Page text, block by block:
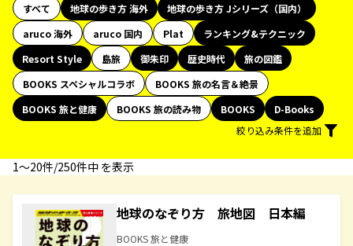
すべて 地球の歩き方 海外
地球の歩き方 Jシリーズ（国内）
aruco 海外
aruco 国内 Plat
ランキング&テクニック
Resort Style
島旅 御朱印 歴史時代
旅の図鑑
BOOKS スペシャルコラボ
BOOKS 旅の名言＆絶景
BOOKS 旅と健康
BOOKS 旅の読み物 BOOKS
D-Books
絞り込み条件を追加
1〜20件/250件中 を表示
地球のなぞり方 旅地図 日本編
BOOKS 旅と健康